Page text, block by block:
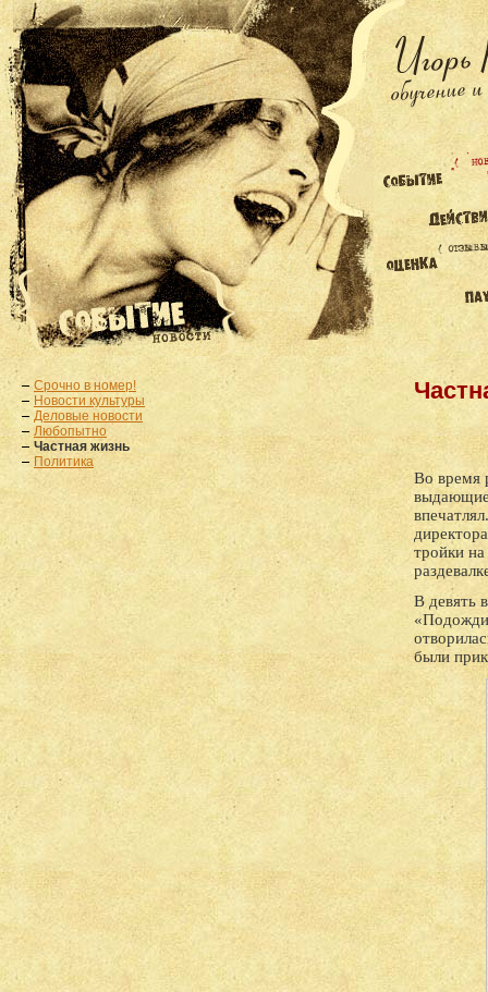
Срочно в номер!
Новости культуры
Деловые новости
Любопытно
Частная жизнь
Политика
Во время
тройки на
В девять
были